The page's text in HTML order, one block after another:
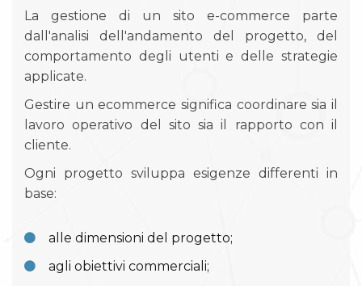
La gestione di un sito e-commerce parte
dall'analisi dell'andamento del progetto, del
comportamento degli utenti e delle strategie
applicate.
Gestire un ecommerce significa coordinare sia il
lavoro operativo del sito sia il rapporto con il
cliente.
Ogni progetto sviluppa esigenze differenti in
base:
alle dimensioni del progetto;
agli obiettivi commerciali;